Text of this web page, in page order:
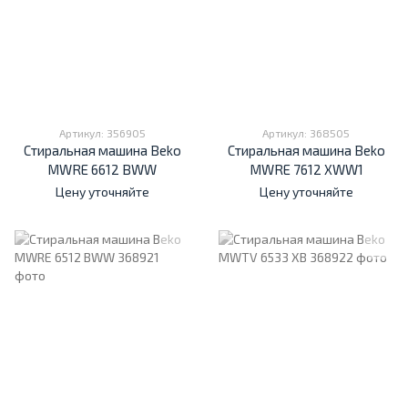
Артикул: 356905
Стиральная машина Beko
MWRE 6612 BWW
Цену уточняйте
Артикул: 368505
Стиральная машина Beko
MWRE 7612 XWW1
Цену уточняйте